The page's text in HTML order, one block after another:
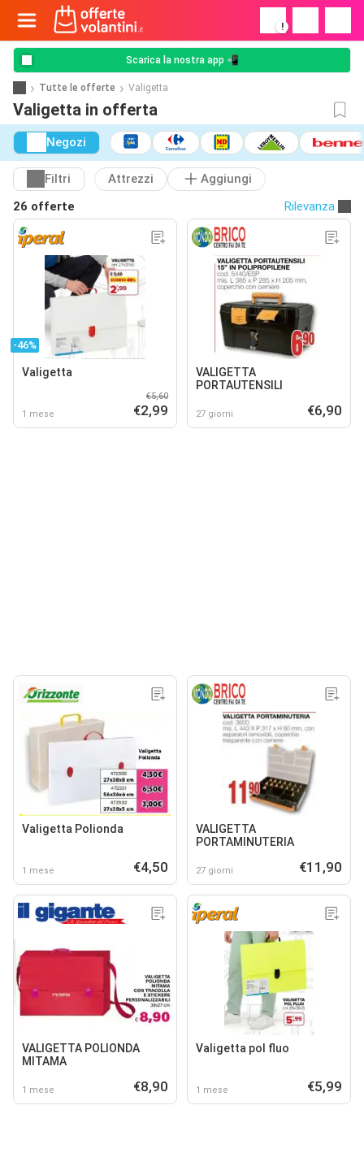
!
Scarica la nostra app 📲
Tutte le offerte Valigetta
Valigetta in offerta
Negozi
Filtri Attrezzi
Aggiungi
26 offerte
Rilevanza
-46%
Valigetta
1 mese
€5,60
€2,99
VALIGETTA
PORTAUTENSILI
27 giorni €6,90
Valigetta Polionda
1 mese €4,50
VALIGETTA
PORTAMINUTERIA
27 giorni €11,90
VALIGETTA POLIONDA
MITAMA
1 mese €8,90
Valigetta pol fluo
1 mese €5,99